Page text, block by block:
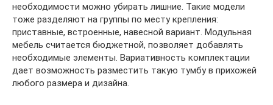
необходимости можно убирать лишние. Такие модели
тоже разделяют на группы по месту крепления:
приставные, встроенные, навесной вариант. Модульная
мебель считается бюджетной, позволяет добавлять
необходимые элементы. Вариативность комплектации
дает возможность разместить такую тумбу в прихожей
любого размера и дизайна.